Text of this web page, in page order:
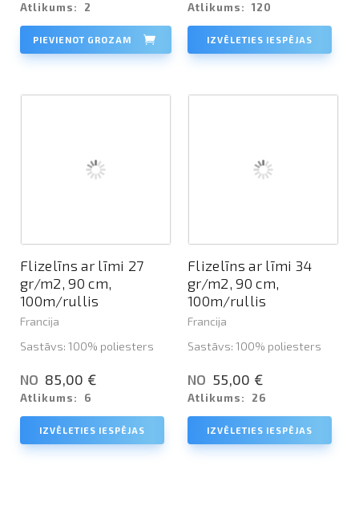
Atlikums: 2
PIEVIENOT GROZAM
Atlikums: 120
IZVĒLETIES IESPĒJAS
Flizelīns ar līmi 27
gr/m2, 90 cm,
100m/rullis
Francija
Sastāvs: 100% poliesters
NO 85,00 €
Atlikums: 6
IZVĒLETIES IESPĒJAS
Flizelīns ar līmi 34
gr/m2, 90 cm,
100m/rullis
Francija
Sastāvs: 100% poliesters
NO 55,00 €
Atlikums: 26
IZVĒLETIES IESPĒJAS